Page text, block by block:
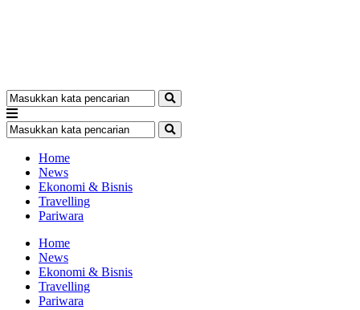
Home
News
Ekonomi & Bisnis
Travelling
Pariwara
Home
News
Ekonomi & Bisnis
Travelling
Pariwara